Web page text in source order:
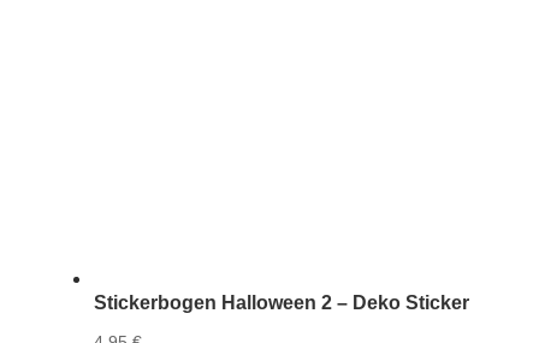
Stickerbogen Halloween 2 – Deko Sticker